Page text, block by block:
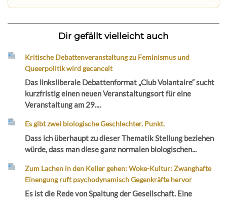
Dir gefällt vielleicht auch
Kritische Debattenveranstaltung zu Feminismus und
Queerpolitik wird gecancelt
Das linksliberale Debattenformat „Club Volantaire“ sucht
kurzfristig einen neuen Veranstaltungsort für eine
Veranstaltung am 29....
Es gibt zwei biologische Geschlechter. Punkt.
Dass ich überhaupt zu dieser Thematik Stellung beziehen
würde, dass man diese ganz normalen biologischen...
Zum Lachen in den Keller gehen: Woke-Kultur: Zwanghafte
Einengung ruft psychodynamisch Gegenkräfte hervor
Es ist die Rede von Spaltung der Gesellschaft. Eine